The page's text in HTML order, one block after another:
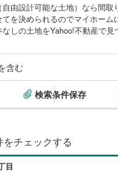
由設計可能な土地）なら間取
を決められるのでマイホーム
しの土地をYahoo!不動産で見
含む
検索条件保存
チェックする
目